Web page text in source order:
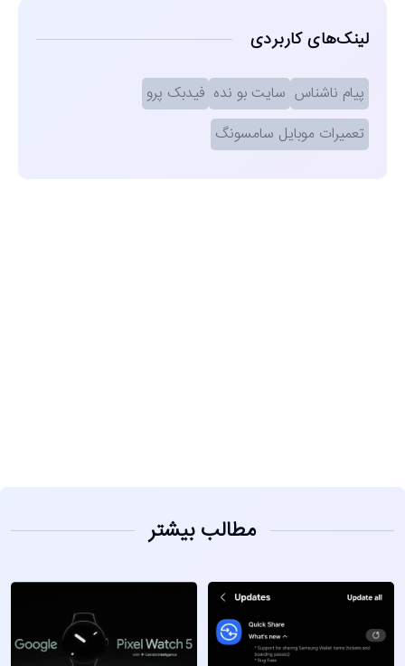
لینک‌های کاربردی
پیام ناشناس سایت بو نده فیدبک پرو
تعمیرات موبایل سامسونگ
مطالب بیشتر